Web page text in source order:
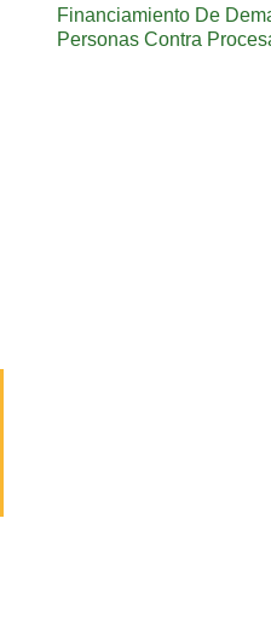
Financiamiento De
Personas Contra